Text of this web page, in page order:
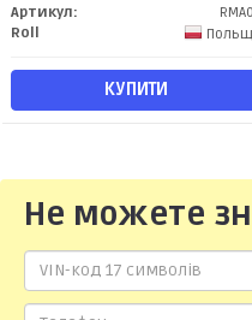
Артикул:
Roll
КУПИТИ
Не можете